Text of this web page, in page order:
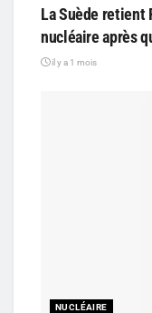
La Suède retient
nucléaire après
il y a 1 mois
NUCLÉAIRE